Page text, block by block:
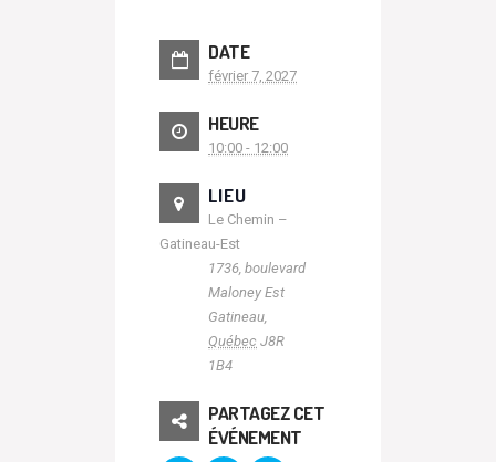
DATE
février 7, 2027
HEURE
10:00 - 12:00
LIEU
Le Chemin –
Gatineau-Est
1736, boulevard
Maloney Est
Gatineau,
Québec J8R
1B4
PARTAGEZ CET
ÉVÉNEMENT